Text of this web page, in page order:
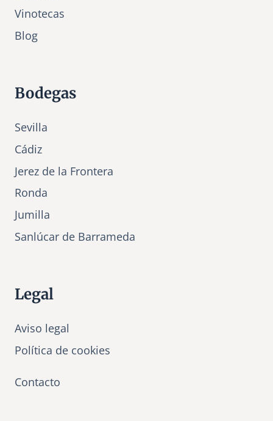
Vinotecas
Blog
Bodegas
Sevilla
Cádiz
Jerez de la Frontera
Ronda
Jumilla
Sanlúcar de Barrameda
Legal
Aviso legal
Política de cookies
Contacto